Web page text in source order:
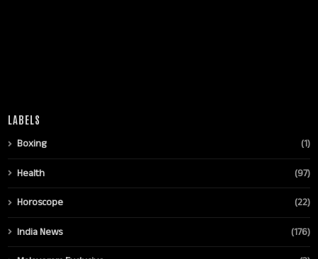
LABELS
Boxing (1)
Health (97)
Horoscope (22)
India News (176)